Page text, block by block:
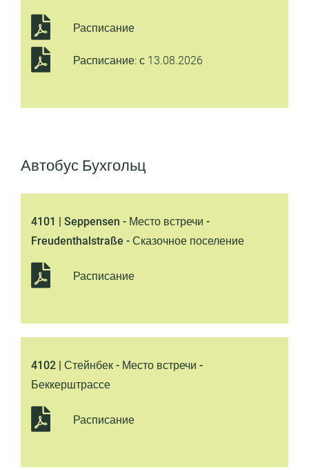
Расписание
Расписание: с 13.08.2026
Автобус Бухгольц
4101 | Seppensen - Место встречи -
Freudenthalstraße - Сказочное поселение
Расписание
4102 | Стейнбек - Место встречи -
Беккерштрассе
Расписание